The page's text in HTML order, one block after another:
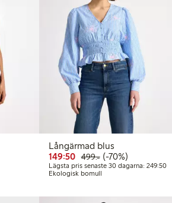
89,50 kr299,00 kr
Långärmad blus
149:50 Rabatterat pris: 149,50
499:-Ordinarie pris:
70% rabatt
(-70%)
Lägsta pris senaste 30 dagarna: 249:50
Ekologisk bomull